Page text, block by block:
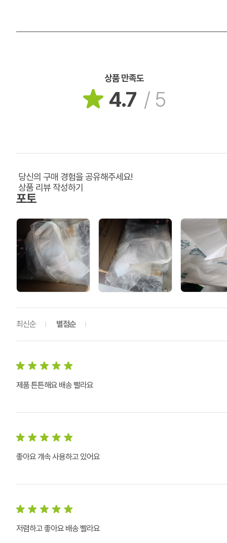
상품 만족도
4.7 / 5
당신의 구매 경험을 공유해주세요!
상품 리뷰 작성하기
포토
최신순 별점순
제품 튼튼해요 배송 빨라요
좋아요 걔속 사용하고 있어요
저렴하고 좋아요 배송 빨라요